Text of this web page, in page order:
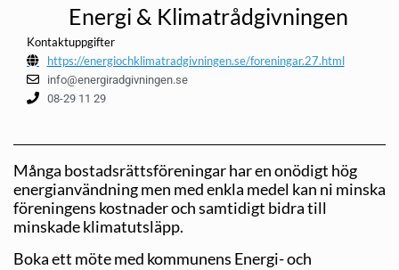
Energi & Klimatrådgivningen
Kontaktuppgifter
https://energiochklimatradgivningen.se/foreningar.27.html
info@energiradgivningen.se
08-29 11 29
Många bostadsrättsföreningar har en onödigt hög
energianvändning men med enkla medel kan ni minska
föreningens kostnader och samtidigt bidra till
minskade klimatutsläpp.
Boka ett möte med kommunens Energi- och